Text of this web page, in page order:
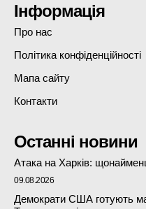
Інформація
Про нас
Політика конфіденційності
Мапа сайту
Контакти
Останні новини
Атака на Харків:
09.08.2026
Демократи США готують